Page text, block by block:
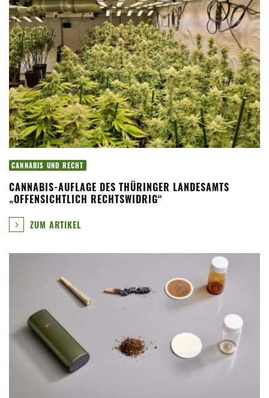
CANNABIS UND RECHT
CANNABIS-AUFLAGE DES THÜRINGER LANDESAMTS
„OFFENSICHTLICH RECHTSWIDRIG“
ZUM ARTIKEL